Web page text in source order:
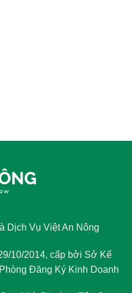
Dịch Vụ Việt An Nông
10/2014, cấp bởi Sở Kế
Đăng Ký Kinh Doanh